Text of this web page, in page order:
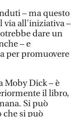
– ma questo
via all'iniziativa –
dare un
– e
per promuovere
Moby Dick – è
il libro,
Si può
che si può